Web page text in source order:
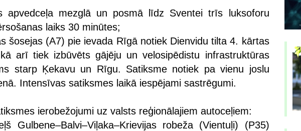
apvedceļa mezglā un posmā līdz Sventei trīs luksoforu
laiks 30 minūtes;
šosejas (A7) pie ievada Rīgā notiek Dienvidu tilta 4. kārtas
arī tiek izbūvēts gājēju un velosipēdistu infrastruktūras
starp Ķekavu un Rīgu. Satiksme notiek pa vienu joslu
Intensīvas satiksmes laikā iespējami sastrēgumi.
ierobežojumi uz valsts reģionālajiem autoceļiem:
Gulbene–Balvi–Viļaka–Krievijas robeža (Vientuļi) (P35)